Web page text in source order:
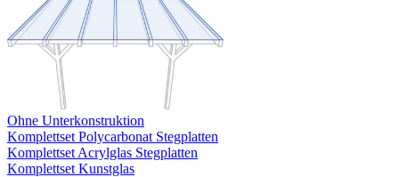
Ohne Unterkonstruktion
Komplettset Polycarbonat Stegplatten
Komplettset Acrylglas Stegplatten
Komplettset Kunstglas